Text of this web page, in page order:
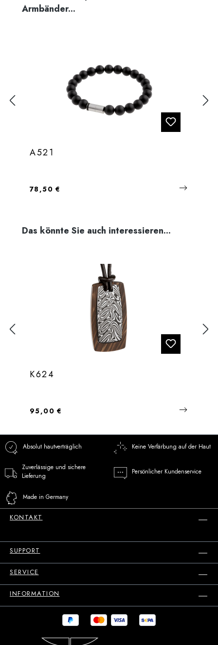
Armbänder...
A521
Regulärer Preis:
78,50 €
Produktgalerie überspringen
Das könnte Sie auch interessieren...
K624
Regulärer Preis:
95,00 €
Absolut hautverträglich Keine Verfärbung auf der Haut
Zuverlässige und sichere
Lieferung
Persönlicher Kundenservice
Made in Germany
KONTAKT
SUPPORT
SERVICE
INFORMATION